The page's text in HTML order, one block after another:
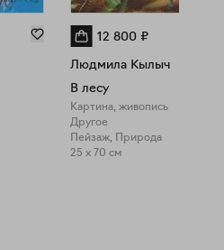
12 800 ₽
Людмила Кылыч
В лесу
Картина, живопись
Другое
Пейзаж, Природа
25 x 70 см